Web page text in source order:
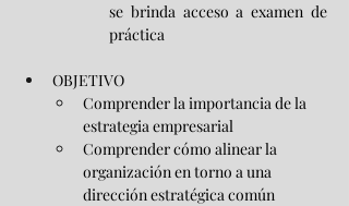
se brinda acceso a examen de
práctica
OBJETIVO
Comprender la importancia de la
estrategia empresarial
Comprender cómo alinear la
organización en torno a una
dirección estratégica común